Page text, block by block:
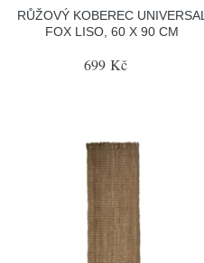
RŮŽOVÝ KOBEREC UNIVERSAL
FOX LISO, 60 X 90 CM
699 Kč